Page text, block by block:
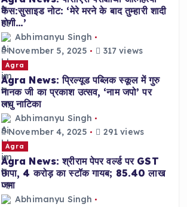
केस:सुसाइड नोट: ‘मेरे मरने के बाद तुम्हारी शादी
होगी…’
Abhimanyu Singh
November 5, 2025
317 views
Agra
Agra News: प्रिल्यूड पब्लिक स्कूल में गुरु
नानक जी का प्रकाश उत्सव, ‘नाम जपो’ पर
लघु नाटिका
Abhimanyu Singh
November 4, 2025
291 views
Agra
Agra News: श्रीराम पेपर वर्ल्ड पर GST
छापा, 4 करोड़ का स्टॉक गायब; 85.40 लाख
जमा
Abhimanyu Singh